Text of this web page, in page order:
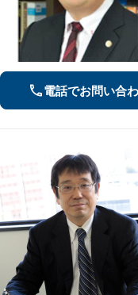
電話でお問い合